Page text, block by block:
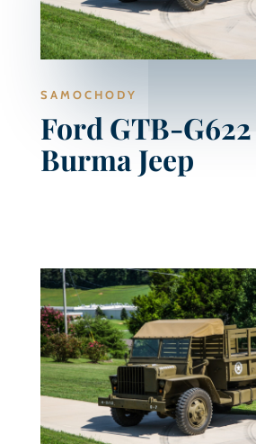
SAMOCHODY
Ford GTB-
Burma Jeep